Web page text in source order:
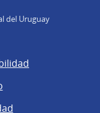
del Uruguay